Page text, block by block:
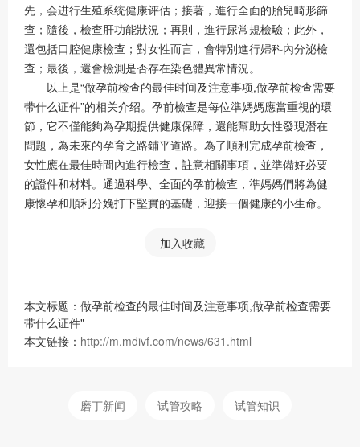
先，会进行生殖系统健康评估；接著，進行全面的胎兒畸形篩
查；隨後，檢查肝功能狀況；再則，進行尿常規檢驗；此外，
還包括口腔健康檢查；對女性而言，會特別進行婦科內分泌檢
查；最後，還會檢測是否存在染色體異常情況。
以上是“做孕前检查的最佳时间及注意事项,做孕前检查需要
带什么证件”的相关介绍。孕前檢查是每位準媽媽應當重視的環
節，它不僅能夠為孕期提供健康保障，還能幫助女性發現潛在
問題，為未來的孕育之路鋪平道路。為了順利完成孕前檢查，
女性應在最佳時間內進行檢查，註意相關事項，並準備好必要
的證件和材料。通過科學、全面的孕前檢查，準媽媽們將為健
康懷孕和順利分娩打下堅實的基礎，迎接一個健康的小生命。
加入收藏
本文标题：做孕前检查的最佳时间及注意事项,做孕前检查需要
带什么证件"
本文链接： http://m.mdivf.com/news/631.html
磨丁新闻 试管攻略 试管知识